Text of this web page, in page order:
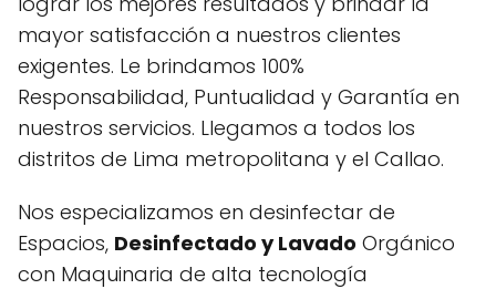
mayor satisfacción a nuestros clientes
exigentes. Le brindamos 100%
Responsabilidad, Puntualidad y Garantía en
nuestros servicios. Llegamos a todos los
distritos de Lima metropolitana y el Callao.
Nos especializamos en desinfectar de
Espacios, Desinfectado y Lavado Orgánico
con Maquinaria de alta tecnología